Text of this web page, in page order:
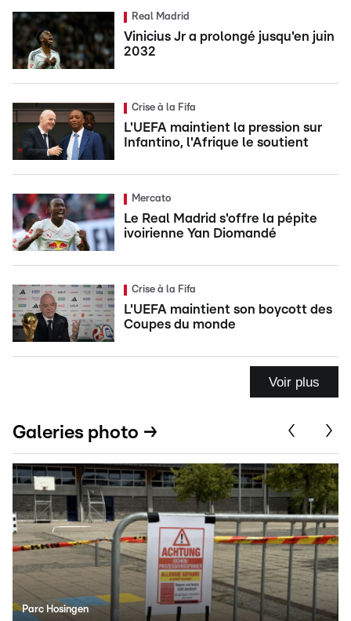
Real Madrid
Vinicius Jr a prolongé jusqu'en juin
2032
Crise à la Fifa
L'UEFA maintient la pression sur
Infantino, l'Afrique le soutient
Mercato
Le Real Madrid s'offre la pépite
ivoirienne Yan Diomandé
Crise à la Fifa
L'UEFA maintient son boycott des
Coupes du monde
Voir plus
Galeries photo →
Parc Hosingen